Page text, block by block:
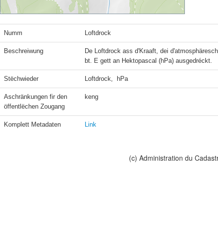
Numm Loftdrock
Beschreiwung
De Loftdrock ass d'Kraaft, dei
bt. E gett an Hektopascal (hPa) ausgedréckt.
Stëchwieder Loftdrock,  hPa
Aschränkungen fir den
öffentlëchen Zougang
keng
Komplett Metadaten Link
(c) Administration du